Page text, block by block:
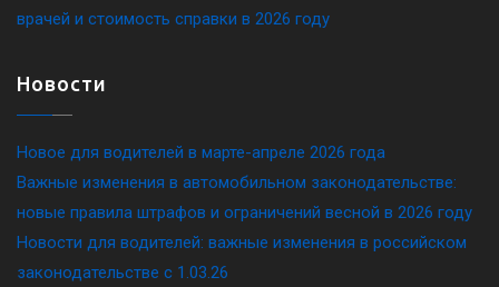
врачей и стоимость справки в 2026 году
Новости
Новое для водителей в марте-апреле 2026 года
Важные изменения в автомобильном законодательстве:
новые правила штрафов и ограничений весной в 2026 году
Новости для водителей: важные изменения в российском
законодательстве c 1.03.26